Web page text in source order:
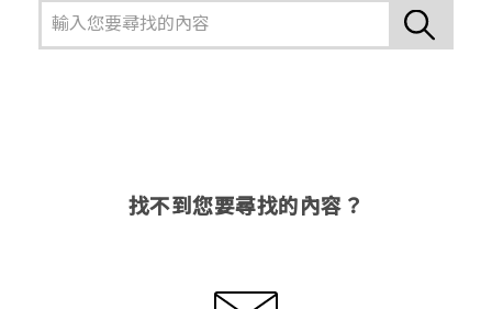
找不到您要尋找的內容？